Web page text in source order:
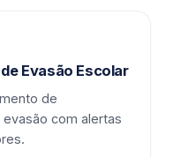
Evasão Escolar
de
com alertas